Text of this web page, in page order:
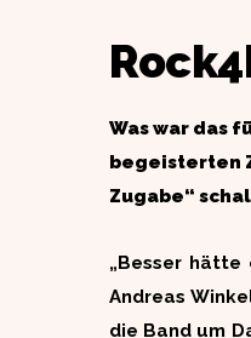
Was war das
begeisterten
Zugabe“
„Besser
Andreas
die Band um